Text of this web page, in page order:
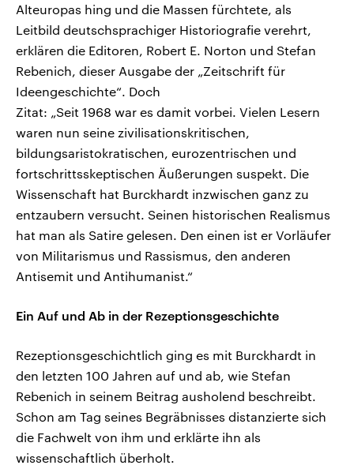
Alteuropas hing und die Massen fürchtete, als
Leitbild deutschsprachiger Historiografie verehrt,
erklären die Editoren, Robert E. Norton und Stefan
Rebenich, dieser Ausgabe der „Zeitschrift für
Ideengeschichte“. Doch
Zitat: „Seit 1968 war es damit vorbei. Vielen Lesern
waren nun seine zivilisationskritischen,
bildungsaristokratischen, eurozentrischen und
fortschrittsskeptischen Äußerungen suspekt. Die
Wissenschaft hat Burckhardt inzwischen ganz zu
entzaubern versucht. Seinen historischen Realismus
hat man als Satire gelesen. Den einen ist er Vorläufer
von Militarismus und Rassismus, den anderen
Antisemit und Antihumanist.“
Ein Auf und Ab in der Rezeptionsgeschichte
Rezeptionsgeschichtlich ging es mit Burckhardt in
den letzten 100 Jahren auf und ab, wie Stefan
Rebenich in seinem Beitrag ausholend beschreibt.
Schon am Tag seines Begräbnisses distanzierte sich
die Fachwelt von ihm und erklärte ihn als
wissenschaftlich überholt.